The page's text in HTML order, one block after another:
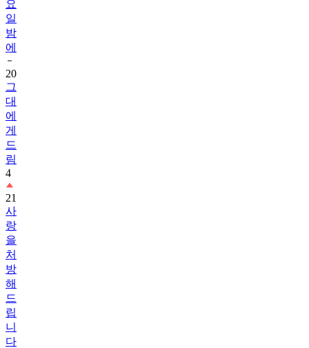
요
일
밤
에
20
그
대
에
게
드
림
4
21
사
랑
을
처
방
해
드
립
니
다